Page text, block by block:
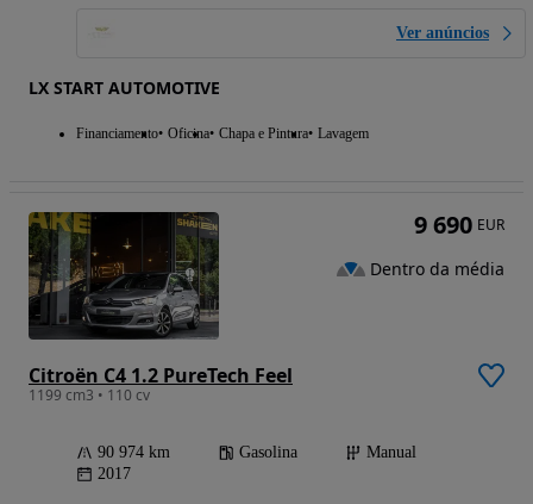
Ver anúncios
LX START AUTOMOTIVE
Financiamento Oficina Chapa e Pintura Lavagem
Citroën C4 1.2 PureTech Feel
1199 cm3 • 110 cv
90 974 km Gasolina
Manual
2017
9 690 EUR
Dentro da média